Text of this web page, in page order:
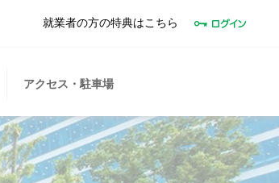
就業者の方の特典はこちら
アクセス・駐車場